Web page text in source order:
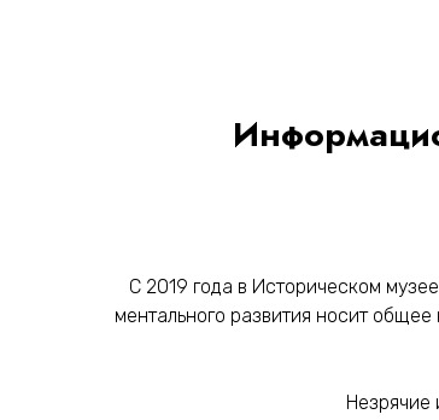
С 2019 года в Историческом
ментального развития носит
Незрячие